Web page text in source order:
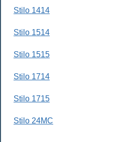
Stilo 1414
Stilo 1514
Stilo 1515
Stilo 1714
Stilo 1715
Stilo 24MC